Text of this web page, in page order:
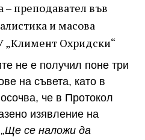
– преподавател във
и масова
„Климент Охридски“
не е получил поне три
на съвета, като в
че в Протокол
изявление на
„Ще се наложи да